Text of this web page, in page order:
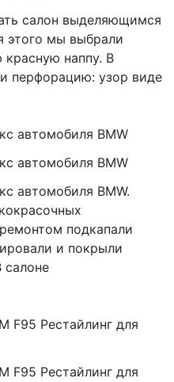
салон выделяющимся
этого мы выбрали
наппу. В
перфорацию: узор виде
автомобиля BMW
автомобиля BMW
автомобиля BMW.
подкапали
и покрыли
F95 Рестайлинг для
F95 Рестайлинг для